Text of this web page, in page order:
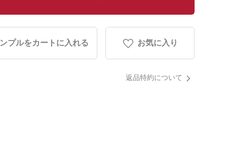
プルをカートに入れる お気に入り
返品特約について